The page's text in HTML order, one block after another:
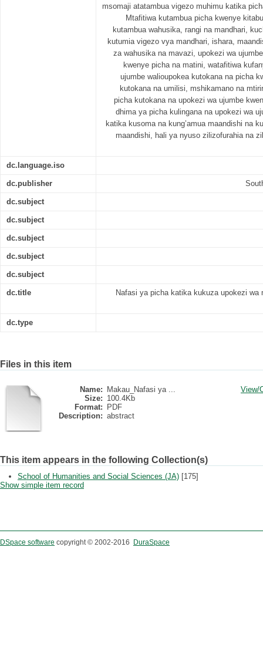
msomaji atatambua vigezo muhimu katika
Mtafitiwa kutambua picha kwenye
kutambua wahusika, rangi na mandhari,
kutumia vigezo vya mandhari, ishara,
za wahusika na mavazi, upokezi wa
kwenye picha na matini, watafitiwa
ujumbe walioupokea kutokana na picha
kutokana na umilisi, mshikamano na
picha kutokana na upokezi wa ujumbe
dhima ya picha kulingana na upokezi wa
katika kusoma na kung’amua maandishi na
maandishi, hali ya nyuso zilizofurahia na
dc.language.iso
dc.publisher
dc.subject
dc.subject
dc.subject
dc.subject
dc.subject
dc.title Nafasi ya picha katika kukuza upokezi
dc.type
Files in this item
Name:
Makau_Nafasi ya ...
Size: 100.4Kb
Format:
PDF
Description: abstract
View/
This item appears in the following Collection(s)
School of Humanities and Social Sciences (JA) [175]
Show simple item record
DSpace software copyright © 2002-2016 DuraSpace